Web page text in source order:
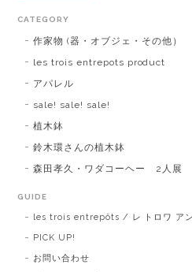
CATEGORY
作家物 (器・オブジェ・その他）
les trois entrepots product
アパレル
sale! sale! sale!
植木鉢
鈴木環さんの植木鉢
森田孝久・ワダコーヘー 2人展
GUIDE
les trois entrepôts / レ トロワ アン
PICK UP!
お問い合わせ